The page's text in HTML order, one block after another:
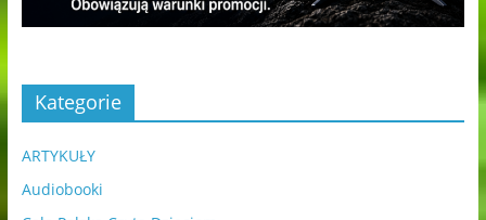
Kategorie
ARTYKUŁY
Audiobooki